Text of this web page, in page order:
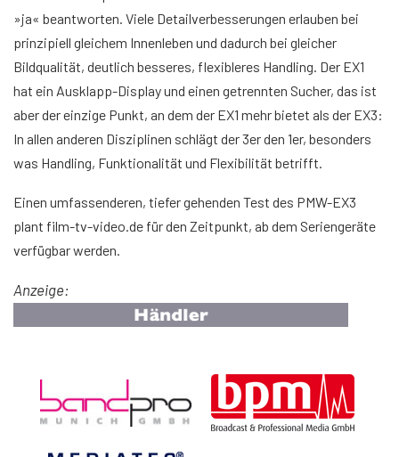
»ja« beantworten. Viele Detailverbesserungen erlauben bei
prinzipiell gleichem Innenleben und dadurch bei gleicher
Bildqualität, deutlich besseres, flexibleres Handling. Der EX1
hat ein Ausklapp-Display und einen getrennten Sucher, das ist
aber der einzige Punkt, an dem der EX1 mehr bietet als der EX3:
In allen anderen Disziplinen schlägt der 3er den 1er, besonders
was Handling, Funktionalität und Flexibilität betrifft.
Einen umfassenderen, tiefer gehenden Test des PMW-EX3
plant film-tv-video.de für den Zeitpunkt, ab dem Seriengeräte
verfügbar werden.
Anzeige: